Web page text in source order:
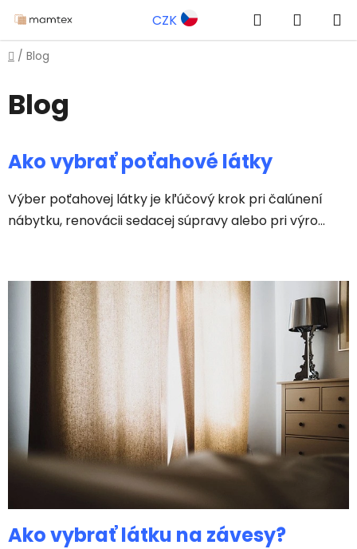
na
obsah
CZK Hľadať
KOŠÍK
Domov
/ Blog
Blog
ý
p
i
s
Ako vybrať poťahové látky
Výber poťahovej látky je kľúčový krok pri čalúnení
nábytku, renovácii sedacej súpravy alebo pri výro...
Ako vybrať látku na závesy?